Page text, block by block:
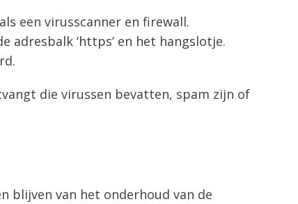
een virusscanner en firewall.
adresbalk ‘https’ en het hangslotje.
die virussen bevatten, spam zijn of
blijven van het onderhoud van de